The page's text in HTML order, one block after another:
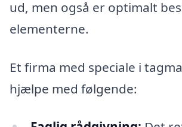
ud, men også er optimalt
elementerne.
Et firma med speciale i
hjælpe med følgende: